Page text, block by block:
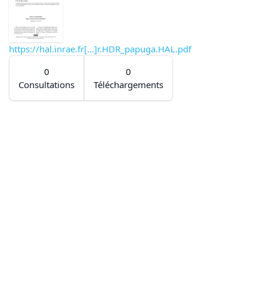
https://hal.inrae.fr[...]r.HDR_papuga.HAL.pdf
0
Consultations
0
Téléchargements